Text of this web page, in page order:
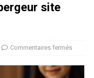
site
Commentaires fermés